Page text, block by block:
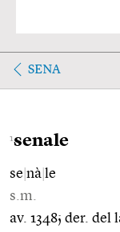
SENA
1senale
se nà le
s.m.
av. 1348; der. del